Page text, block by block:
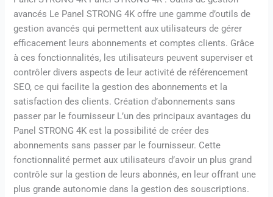
avancés Le Panel STRONG 4K offre une gamme d’outils de
gestion avancés qui permettent aux utilisateurs de gérer
efficacement leurs abonnements et comptes clients. Grâce
à ces fonctionnalités, les utilisateurs peuvent superviser et
contrôler divers aspects de leur activité de référencement
SEO, ce qui facilite la gestion des abonnements et la
satisfaction des clients. Création d’abonnements sans
passer par le fournisseur L’un des principaux avantages du
Panel STRONG 4K est la possibilité de créer des
abonnements sans passer par le fournisseur. Cette
fonctionnalité permet aux utilisateurs d’avoir un plus grand
contrôle sur la gestion de leurs abonnés, en leur offrant une
plus grande autonomie dans la gestion des souscriptions.